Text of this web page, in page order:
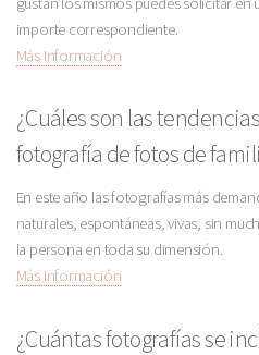
importe correspondiente.
Más Información
¿Cuáles son las
fotografía de fotos de
En este año las fotografías más
naturales, espontáneas, vivas, sin
la persona en toda su dimensión.
Más Información
¿Cuántas fotografías se